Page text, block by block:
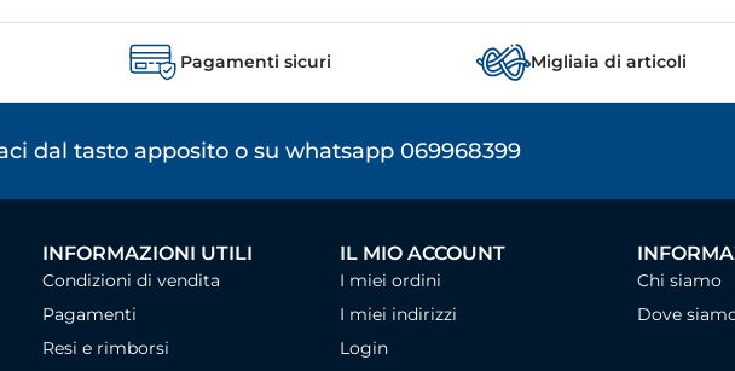
Pagamenti sicuri Migliaia di articoli
dal tasto apposito o su whatsapp 069968399
INFORMAZIONI UTILI
Condizioni di vendita
Pagamenti
Resi e rimborsi
IL MIO ACCOUNT
I miei ordini
I miei indirizzi
Login
Chi siamo
Dove